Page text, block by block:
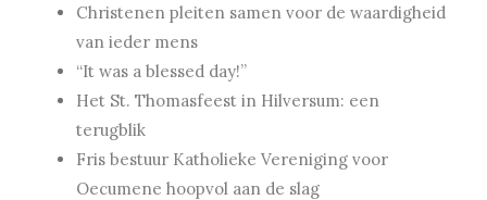
Christenen pleiten samen voor de waardigheid
van ieder mens
“It was a blessed day!”
Het St. Thomasfeest in Hilversum: een
terugblik
Fris bestuur Katholieke Vereniging voor
Oecumene hoopvol aan de slag